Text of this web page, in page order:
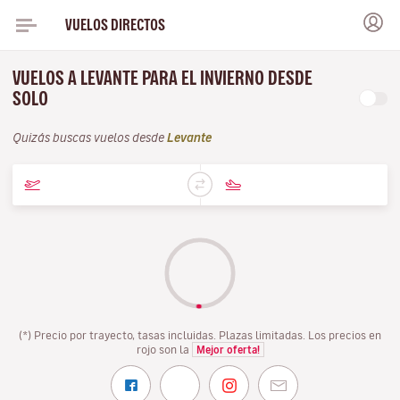
VUELOS DIRECTOS
VUELOS A LEVANTE PARA EL INVIERNO DESDE
SOLO
Quizás buscas vuelos desde Levante
(*) Precio por trayecto, tasas incluidas. Plazas limitadas. Los precios en
rojo son la
Mejor oferta!